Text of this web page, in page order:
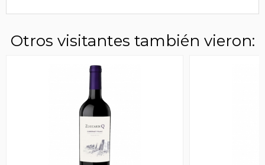
Otros visitantes también vieron: